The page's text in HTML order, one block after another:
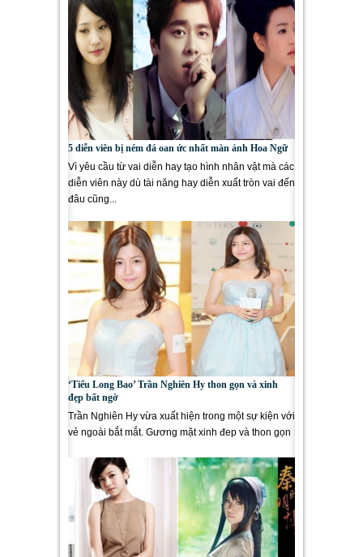
5 diễn viên bị ném đá oan ức nhất màn ảnh Hoa Ngữ
Vì yêu cầu từ vai diễn hay tạo hình nhân vật mà các
diễn viên này dù tài năng hay diễn xuất tròn vai đến
đâu cũng...
‘Tiểu Long Bao’ Trần Nghiên Hy thon gọn và xinh
đẹp bất ngờ
Trần Nghiên Hy vừa xuất hiện trong một sự kiện với
vẻ ngoài bắt mắt. Gương mặt xinh đep và thon gọn